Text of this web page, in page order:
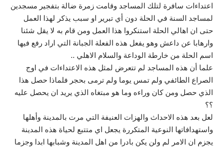
اعتداءات سافرة لتلك المساجد وقامت زمرة ضالة بتفجير مسجدين
لمساجد السنة في الحلة دون أي تبرير او سبب يذكر لهذا العمل
حتى ان اهالي الحلة استنكروا هذا العمل ومن قام به لا يقل شئنا
وارهابا عن داعش وهو يفعل هذه الفعلة الجبانة التي اراد رفع فيها
اسم الحلة من خارطة الوداعة والسلام الاهلي ..
علما أن هذه المساجد لم تتعرض لمثل هذه الاعتداءات في اوج
الصراع الطائفي ولم تمس يوما ولم ترمى بحجر فلماذا حصل هذا
الذي حصل ومن كان وراءه وما هو مبتغاه الذي يريد ان يحصل عليه
؟؟
لعل بعد هذه الاحداث والهزات العنيفة التي مرت بالمدينة وأهلها
واستهدافاتها النوعية المتكررة يجعل اي متتبع لحياة هذه المدينة
يجزم ان الامر لم ولن يكن بادرا من اهل المدينة وشبابها ابدا وجزما